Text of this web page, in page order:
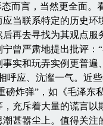
而言，当然更全面。
当联系特定的历史环
再去寻找为其观点服
曾严肃地提出批评：
实和玩弄实例更普遍
呼应、沆瀣一气。近
磅炸弹”，如《毛泽东
充斥着大量的谎言以
甚嚣尘上。值得关注